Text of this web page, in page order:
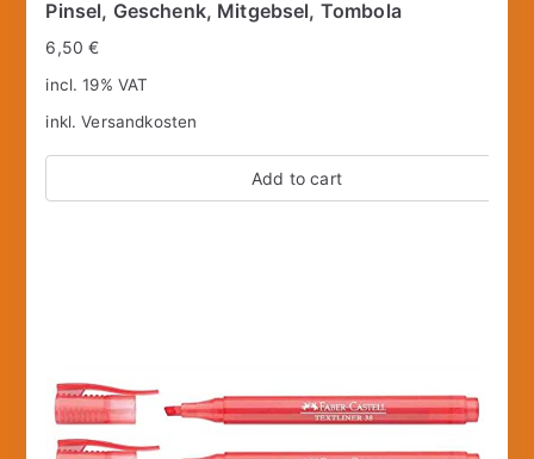
Pinsel, Geschenk, Mitgebsel, Tombola
6,50€
incl. 19% VAT
inkl.Versandkosten
Add to cart